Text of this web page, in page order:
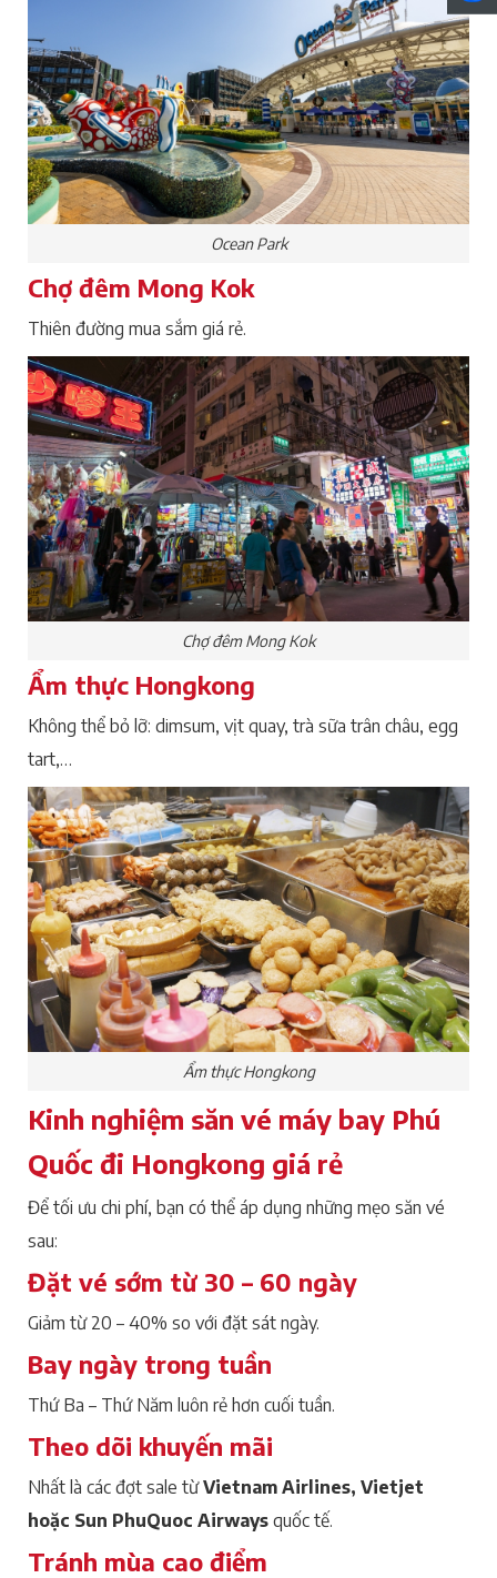
Ocean Park
Chợ đêm Mong Kok
Thiên đường mua sắm giá rẻ.
Chợ đêm Mong Kok
Ẩm thực Hongkong
Không thể bỏ lỡ: dimsum, vịt quay, trà sữa trân châu, egg
tart,…
Ẩm thực Hongkong
Kinh nghiệm săn vé máy bay Phú
Quốc đi Hongkong giá rẻ
Để tối ưu chi phí, bạn có thể áp dụng những mẹo săn vé
sau:
Đặt vé sớm từ 30 – 60 ngày
Giảm từ 20 – 40% so với đặt sát ngày.
Bay ngày trong tuần
Thứ Ba – Thứ Năm luôn rẻ hơn cuối tuần.
Theo dõi khuyến mãi
Nhất là các đợt sale từVietnam Airlines, Vietjet
hoặc Sun PhuQuoc Airways quốc tế.
Tránh mùa cao điểm